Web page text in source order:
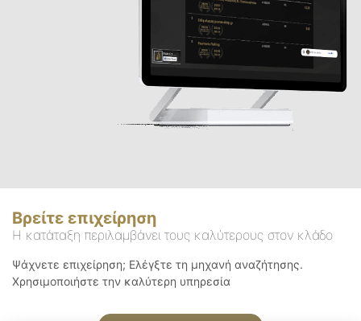
Βρείτε επιχείρηση
Η κατάταξη περιλαμβάνει τους καλύτερους στον κλάδο
Ψάχνετε επιχείρηση; Ελέγξτε τη μηχανή αναζήτησης.
Χρησιμοποιήστε την καλύτερη υπηρεσία